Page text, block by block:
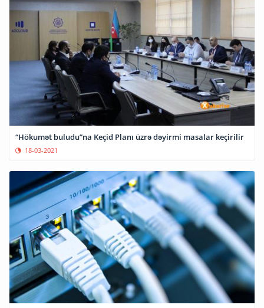
“Hökumət buludu”na Keçid Planı üzrə dəyirmi masalar keçirilir
18-03-2021